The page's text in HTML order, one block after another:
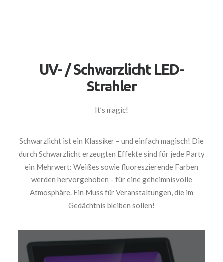
UV- / Schwarzlicht LED-
Strahler
It’s magic!
Schwarzlicht ist ein Klassiker – und einfach magisch! Die
durch Schwarzlicht erzeugten Effekte sind für jede Party
ein Mehrwert: Weißes sowie fluoreszierende Farben
werden hervorgehoben – für eine geheimnisvolle
Atmosphäre. Ein Muss für Veranstaltungen, die im
Gedächtnis bleiben sollen!